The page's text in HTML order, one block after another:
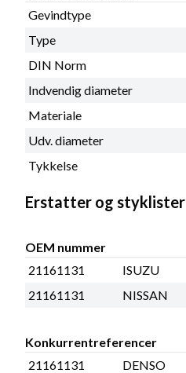
Gevindtype
Type
DIN Norm
Indvendig diameter
Materiale
Udv. diameter
Tykkelse
Erstatter og styklister
OEM nummer
21161131
ISUZU
21161131
NISSAN
Konkurrentreferencer
21161131
DENSO